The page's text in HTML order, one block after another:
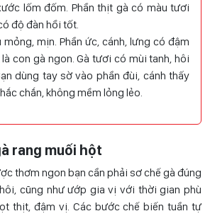
lốm đốm. Phần thịt gà có màu tươi
độ đàn hồi tốt.
mỏng, mịn. Phần ức, cánh, lưng có đậm
con gà ngon. Gà tươi có mùi tanh, hôi
dùng tay sờ vào phần đùi, cánh thấy
chắn, không mềm lỏng lẻo.
rang muối hột
thơm ngon bạn cần phải sơ chế gà đúng
cũng như ướp gia vị với thời gian phù
thịt, đậm vị. Các bước chế biến tuần tự